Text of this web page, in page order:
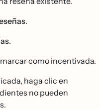
.
.
como incentivada.
haga clic en
no pueden